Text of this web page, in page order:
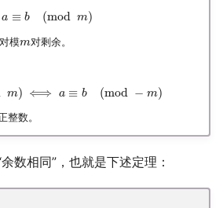
零钱兑换
Plex实时活动
迪士尼一日游
不要使用argmax
）
a ≡ b (mod m)
模m对剩余。
m) ⟺ a ≡ b (mod − m)
整数。
数相同”，也就是下述定理：